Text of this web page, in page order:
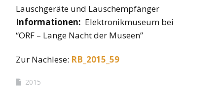
Lauschgeräte und Lauschempfänger
Informationen: Elektronikmuseum bei
“ORF – Lange Nacht der Museen”
Zur Nachlese: RB_2015_59
2015